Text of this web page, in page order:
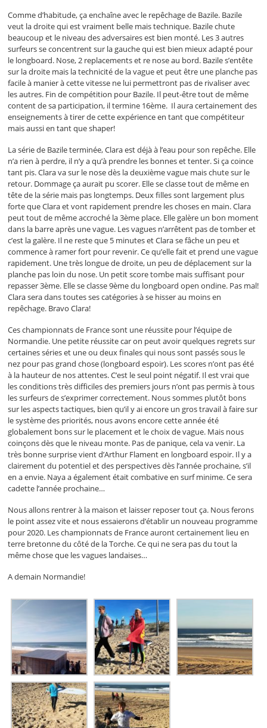
Comme d’habitude, ça enchaîne avec le repêchage de Bazile. Bazile
veut la droite qui est vraiment belle mais technique. Bazile chute
beaucoup et le niveau des adversaires est bien monté. Les 3 autres
surfeurs se concentrent sur la gauche qui est bien mieux adapté pour
le longboard. Nose, 2 replacements et re nose au bord. Bazile s’entête
sur la droite mais la technicité de la vague et peut être une planche pas
facile à manier à cette vitesse ne lui permettront pas de rivaliser avec
les autres. Fin de compétition pour Bazile. Il peut-être tout de même
content de sa participation, il termine 16ème. Il aura certainement des
enseignements à tirer de cette expérience en tant que compétiteur
mais aussi en tant que shaper!
La série de Bazile terminée, Clara est déjà à l’eau pour son repêche. Elle
n’a rien à perdre, il n’y a qu’à prendre les bonnes et tenter. Si ça coince
tant pis. Clara va sur le nose dès la deuxième vague mais chute sur le
retour. Dommage ça aurait pu scorer. Elle se classe tout de même en
tête de la série mais pas longtemps. Deux filles sont largement plus
forte que Clara et vont rapidement prendre les choses en main. Clara
peut tout de même accroché la 3ème place. Elle galère un bon moment
dans la barre après une vague. Les vagues n’arrêtent pas de tomber et
c’est la galère. Il ne reste que 5 minutes et Clara se fâche un peu et
commence à ramer fort pour revenir. Ce qu’elle fait et prend une vague
rapidement. Une très longue de droite, un peu de déplacement sur la
planche pas loin du nose. Un petit score tombe mais suffisant pour
repasser 3ème. Elle se classe 9ème du longboard open ondine. Pas mal!
Clara sera dans toutes ses catégories à se hisser au moins en
repêchage. Bravo Clara!
Ces championnats de France sont une réussite pour l’équipe de
Normandie. Une petite réussite car on peut avoir quelques regrets sur
certaines séries et une ou deux finales qui nous sont passés sous le
nez pour pas grand chose (longboard espoir). Les scores n’ont pas été
à la hauteur de nos attentes. C’est le seul point négatif. Il est vrai que
les conditions très difficiles des premiers jours n’ont pas permis à tous
les surfeurs de s’exprimer correctement. Nous sommes plutôt bons
sur les aspects tactiques, bien qu’il y ai encore un gros travail à faire sur
le système des priorités, nous avons encore cette année été
globalement bons sur le placement et le choix de vague. Mais nous
coinçons dès que le niveau monte. Pas de panique, cela va venir. La
très bonne surprise vient d’Arthur Flament en longboard espoir. Il y a
clairement du potentiel et des perspectives dès l’année prochaine, s’il
en a envie. Naya a également était combative en surf minime. Ce sera
cadette l’année prochaine…
Nous allons rentrer à la maison et laisser reposer tout ça. Nous ferons
le point assez vite et nous essaierons d’établir un nouveau programme
pour 2020. Les championnats de France auront certainement lieu en
terre bretonne du côté de la Torche. Ce qui ne sera pas du tout la
même chose que les vagues landaises…
A demain Normandie!